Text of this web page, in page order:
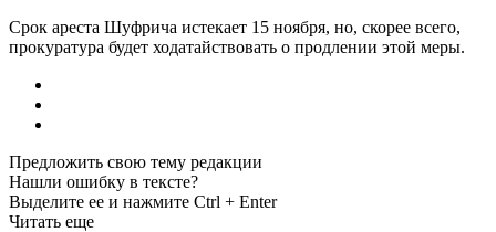
Срок ареста Шуфрича истекает 15 ноября, но, скорее всего,
прокуратура будет ходатайствовать о продлении этой меры.
Предложить свою тему редакции
Нашли ошибку в тексте?
Выделите ее и нажмите Ctrl + Enter
Читать еще